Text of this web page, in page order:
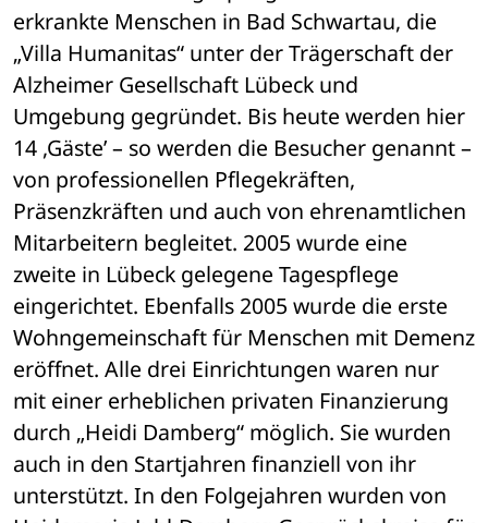
erkrankte Menschen in Bad Schwartau, die
„Villa Humanitas“ unter der Trägerschaft der
Alzheimer Gesellschaft Lübeck und
Umgebung gegründet. Bis heute werden hier
14 ,Gäste’ – so werden die Besucher genannt –
von professionellen Pflegekräften,
Präsenzkräften und auch von ehrenamtlichen
Mitarbeitern begleitet. 2005 wurde eine
zweite in Lübeck gelegene Tagespflege
eingerichtet. Ebenfalls 2005 wurde die erste
Wohngemeinschaft für Menschen mit Demenz
eröffnet. Alle drei Einrichtungen waren nur
mit einer erheblichen privaten Finanzierung
durch „Heidi Damberg“ möglich. Sie wurden
auch in den Startjahren finanziell von ihr
unterstützt. In den Folgejahren wurden von